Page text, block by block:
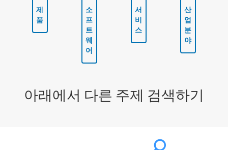
제
품
소
프
트
웨
어
서
비
스
산
업
분
야
아래에서 다른 주제 검색하기